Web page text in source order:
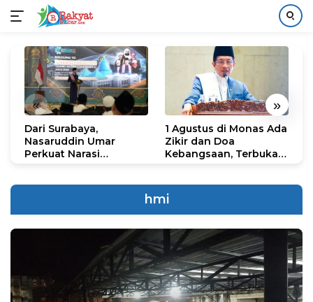
konten
« »
Dari Surabaya,
Nasaruddin Umar
Perkuat Narasi
1 Agustus di Monas Ada
Zikir dan Doa
Kebangsaan, Terbuka
hmi